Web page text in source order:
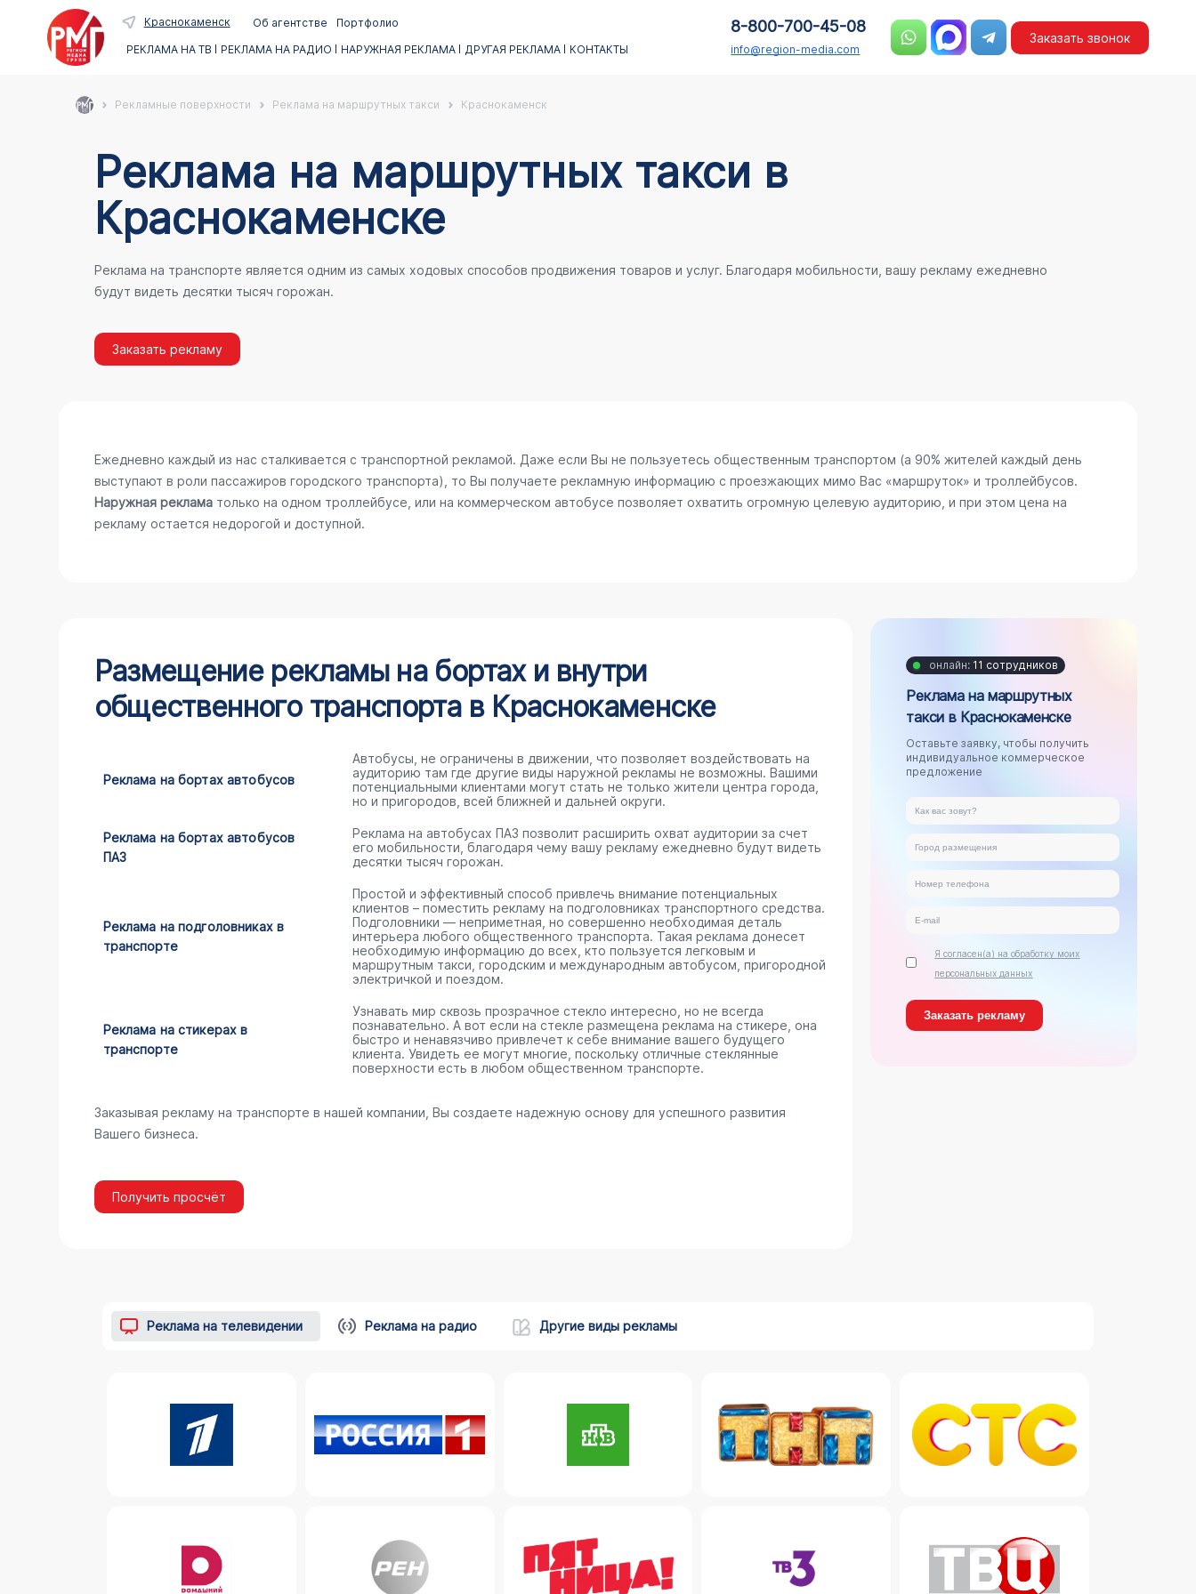
Краснокаменск Об агентстве
Портфолио
РЕКЛАМА НА ТВ
РЕКЛАМА НА РАДИО НАРУЖНАЯ РЕКЛАМА ДРУГАЯ РЕКЛАМА КОНТАКТЫ
8-800-700-45-08
info@region-media.com
Заказать звонок
Рекламные поверхности Реклама на маршрутных такси Краснокаменск
Реклама на маршрутных такси в
Краснокаменске
Реклама на транспорте является одним из самых ходовых способов продвижения товаров и услуг. Благодаря мобильности, вашу рекламу ежедневно
будут видеть десятки тысяч горожан.
Заказать рекламу
Ежедневно каждый из нас сталкивается с транспортной рекламой. Даже если Вы не пользуетесь общественным транспортом (а 90% жителей каждый день
выступают в роли пассажиров городского транспорта), то Вы получаете рекламную информацию с проезжающих мимо Вас «маршруток» и троллейбусов.
Наружная реклама только на одном троллейбусе, или на коммерческом автобусе позволяет охватить огромную целевую аудиторию, и при этом цена на
рекламу остается недорогой и доступной.
Размещение рекламы на бортах и внутри
общественного транспорта в Краснокаменске
Реклама на бортах автобусов
Автобусы, не ограничены в движении, что позволяет воздействовать на
аудиторию там где другие виды наружной рекламы не возможны. Вашими
потенциальными клиентами могут стать не только жители центра города,
но и пригородов, всей ближней и дальней округи.
Реклама на бортах автобусов
ПАЗ
Реклама на автобусах ПАЗ позволит расширить охват аудитории за счет
его мобильности, благодаря чему вашу рекламу ежедневно будут видеть
десятки тысяч горожан.
Реклама на подголовниках в
транспорте
Простой и эффективный способ привлечь внимание потенциальных
клиентов – поместить рекламу на подголовниках транспортного средства.
Подголовники — неприметная, но совершенно необходимая деталь
интерьера любого общественного транспорта. Такая реклама донесет
необходимую информацию до всех, кто пользуется легковым и
маршрутным такси, городским и международным автобусом, пригородной
электричкой и поездом.
Реклама на стикерах в
транспорте
Узнавать мир сквозь прозрачное стекло интересно, но не всегда
познавательно. А вот если на стекле размещена реклама на стикере, она
быстро и ненавязчиво привлечет к себе внимание вашего будущего
клиента. Увидеть ее могут многие, поскольку отличные стеклянные
поверхности есть в любом общественном транспорте.
Заказывая рекламу на транспорте в нашей компании, Вы создаете надежную основу для успешного развития
Вашего бизнеса.
Получить просчёт
онлайн: 11 сотрудников
Реклама на маршрутных
такси в Краснокаменске
Оставьте заявку, чтобы получить
индивидуальное коммерческое
предложение
Я согласен(а) на обработку моих
персональных данных
Реклама на телевидении Реклама на радио Другие виды рекламы